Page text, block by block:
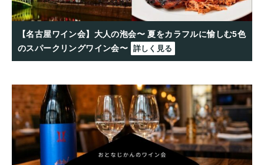
【名古屋ワイン会】大人の泡会〜 夏をカラフルに愉しむ5色
のスパークリングワイン会〜 詳しく見る